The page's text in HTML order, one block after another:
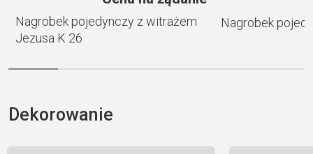
Nagrobek pojedynczy z witrażem
Jezusa K 26
Nagrobek
Dekorowanie